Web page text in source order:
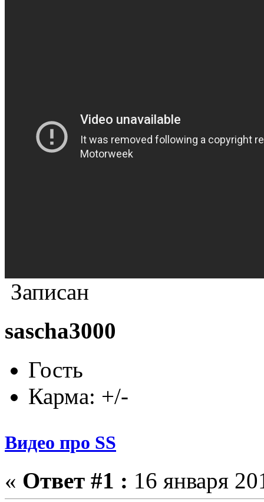
Записан
sascha3000
Гость
Карма: +/-
Видео про SS
« Ответ #1 : 16 января